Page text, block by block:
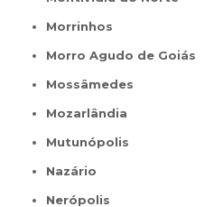
Morrinhos
Morro Agudo de Goiás
Mossâmedes
Mozarlândia
Mutunópolis
Nazário
Nerópolis